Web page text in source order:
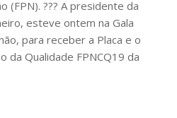
(FPN). ??? A presidente da
esteve ontem na Gala
para receber a Placa e o
da Qualidade FPNCQ19 da